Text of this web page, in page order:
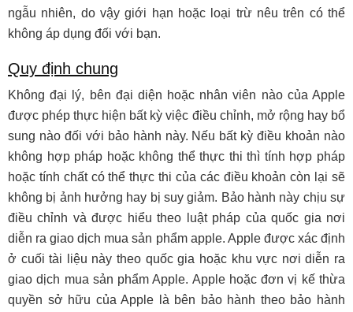
ngẫu nhiên, do vậy giới hạn hoặc loại trừ nêu trên có thể
không áp dụng đối với bạn.
Quy định chung
Không đại lý, bên đại diện hoặc nhân viên nào của Apple
được phép thực hiện bất kỳ việc điều chỉnh, mở rộng hay bổ
sung nào đối với bảo hành này. Nếu bất kỳ điều khoản nào
không hợp pháp hoặc không thể thực thi thì tính hợp pháp
hoặc tính chất có thể thực thi của các điều khoản còn lại sẽ
không bị ảnh hưởng hay bị suy giảm. Bảo hành này chịu sự
điều chỉnh và được hiểu theo luật pháp của quốc gia nơi
diễn ra giao dịch mua sản phẩm apple. Apple được xác định
ở cuối tài liệu này theo quốc gia hoặc khu vực nơi diễn ra
giao dịch mua sản phẩm Apple. Apple hoặc đơn vị kế thừa
quyền sở hữu của Apple là bên bảo hành theo bảo hành